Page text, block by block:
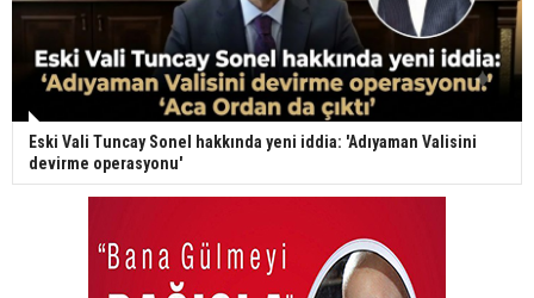
Eski Vali Tuncay Sonel hakkında yeni iddia: 'Adıyaman Valisini
devirme operasyonu'